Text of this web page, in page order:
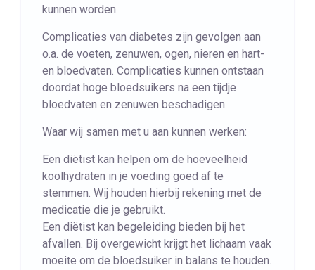
kunnen worden.
Complicaties van diabetes zijn gevolgen aan
o.a. de voeten, zenuwen, ogen, nieren en hart-
en bloedvaten. Complicaties kunnen ontstaan
doordat hoge bloedsuikers na een tijdje
bloedvaten en zenuwen beschadigen.
Waar wij samen met u aan kunnen werken:
Een diëtist kan helpen om de hoeveelheid
koolhydraten in je voeding goed af te
stemmen. Wij houden hierbij rekening met de
medicatie die je gebruikt.
Een diëtist kan begeleiding bieden bij het
afvallen. Bij overgewicht krijgt het lichaam vaak
moeite om de bloedsuiker in balans te houden.